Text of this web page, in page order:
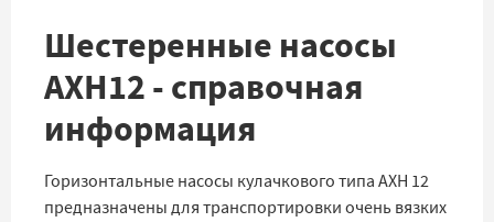
Шестеренные насосы
АХН12 - справочная
информация
Горизонтальные насосы кулачкового типа АХН 12
предназначены для транспортировки очень вязких